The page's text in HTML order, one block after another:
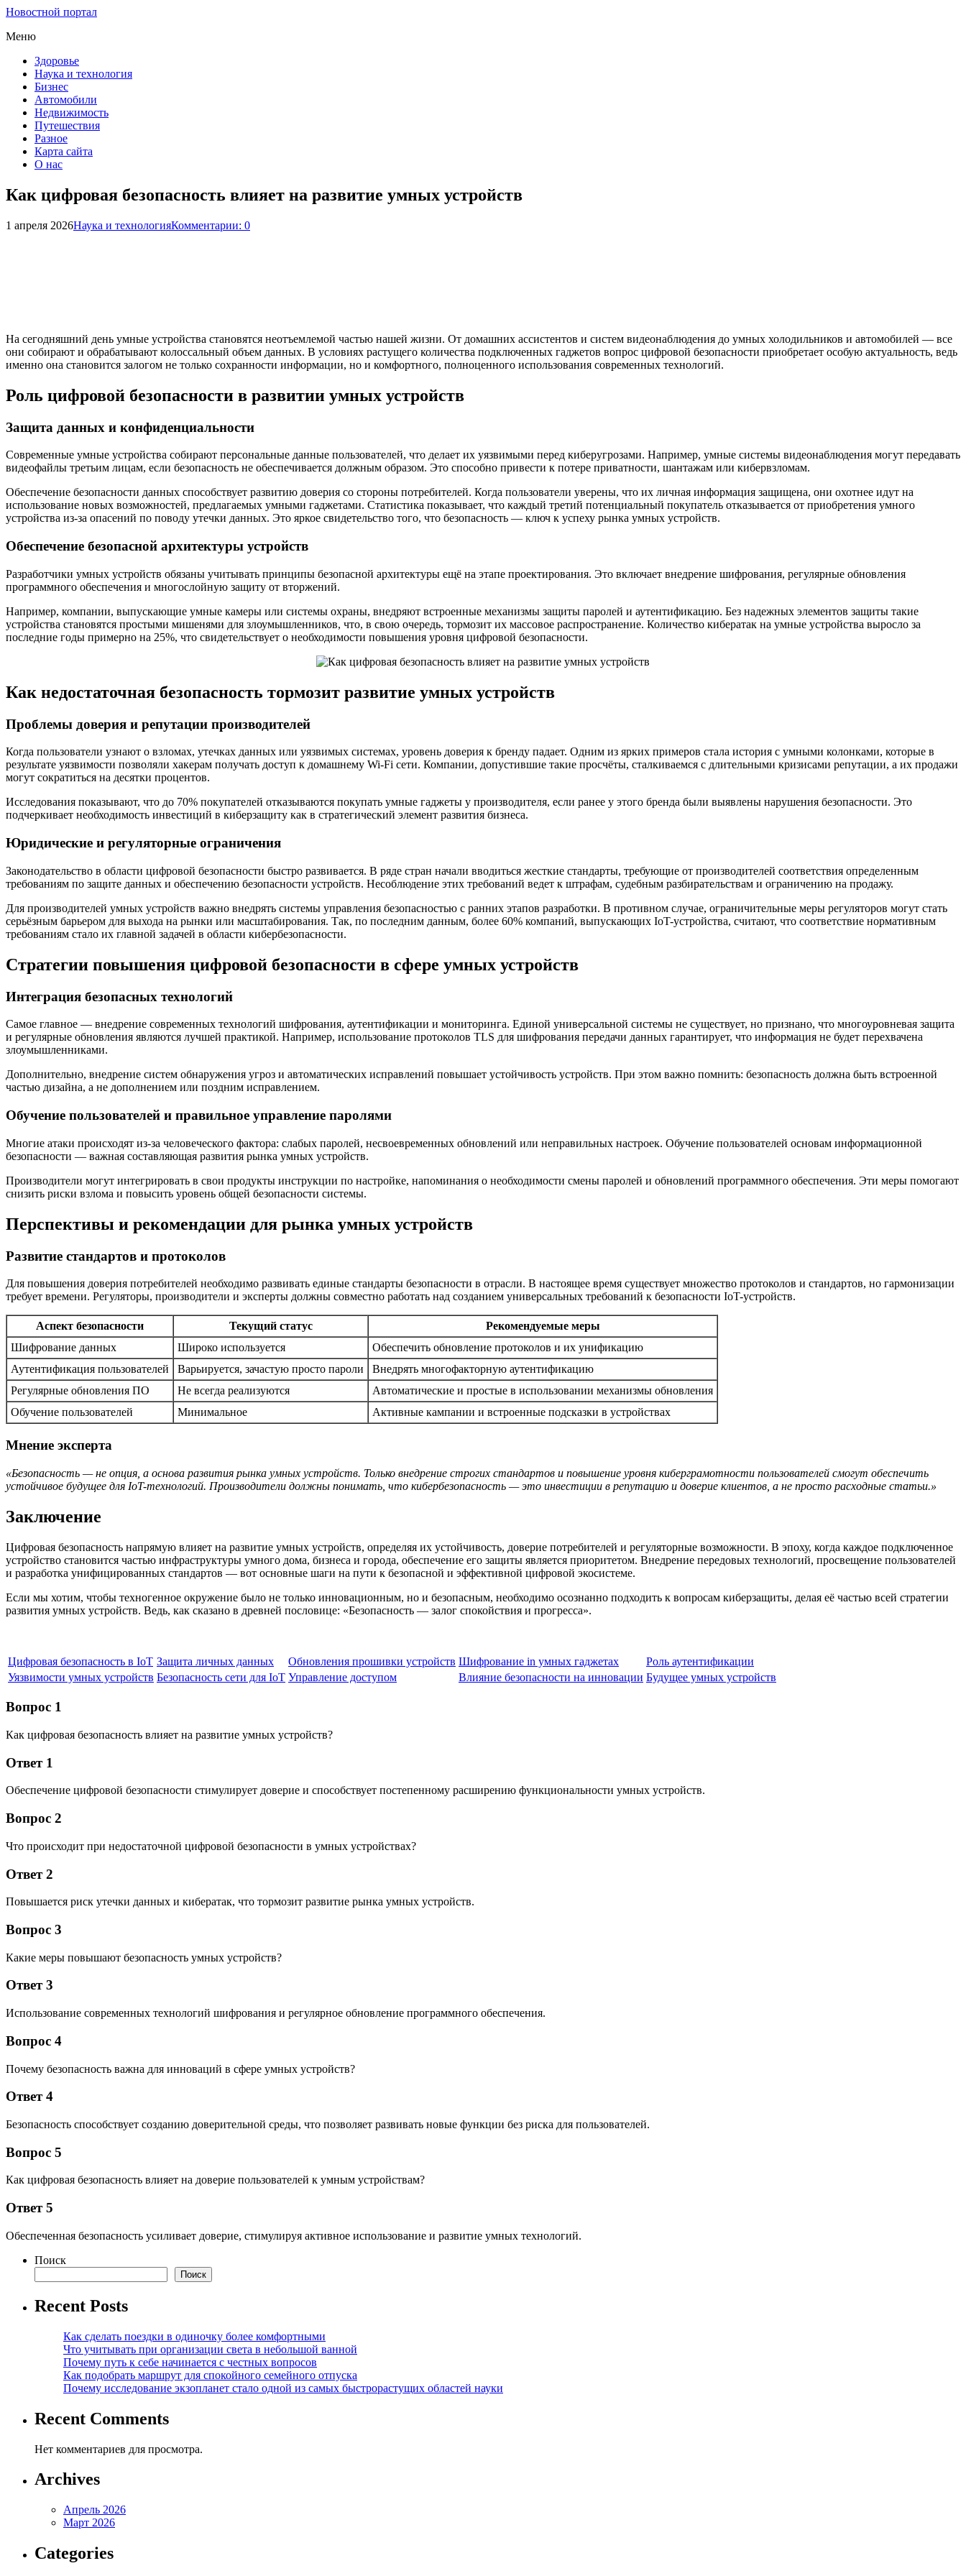
Новостной портал
Меню
Здоровье
Наука и технология
Бизнес
Автомобили
Недвижимость
Путешествия
Разное
Карта сайта
О нас
Как цифровая безопасность влияет на развитие умных устройств
1 апреля 2026Наука и технологияКомментарии: 0
На сегодняшний день умные устройства становятся неотъемлемой частью нашей жизни. От домашних ассистентов и систем видеонаблюдения до умных холодильников и автомобилей — все
они собирают и обрабатывают колоссальный объем данных. В условиях растущего количества подключенных гаджетов вопрос цифровой безопасности приобретает особую актуальность, ведь
именно она становится залогом не только сохранности информации, но и комфортного, полноценного использования современных технологий.
Роль цифровой безопасности в развитии умных устройств
Защита данных и конфиденциальности
Современные умные устройства собирают персональные данные пользователей, что делает их уязвимыми перед киберугрозами. Например, умные системы видеонаблюдения могут передавать
видеофайлы третьим лицам, если безопасность не обеспечивается должным образом. Это способно привести к потере приватности, шантажам или кибервзломам.
Обеспечение безопасности данных способствует развитию доверия со стороны потребителей. Когда пользователи уверены, что их личная информация защищена, они охотнее идут на
использование новых возможностей, предлагаемых умными гаджетами. Статистика показывает, что каждый третий потенциальный покупатель отказывается от приобретения умного
устройства из-за опасений по поводу утечки данных. Это яркое свидетельство того, что безопасность — ключ к успеху рынка умных устройств.
Обеспечение безопасной архитектуры устройств
Разработчики умных устройств обязаны учитывать принципы безопасной архитектуры ещё на этапе проектирования. Это включает внедрение шифрования, регулярные обновления
программного обеспечения и многослойную защиту от вторжений.
Например, компании, выпускающие умные камеры или системы охраны, внедряют встроенные механизмы защиты паролей и аутентификацию. Без надежных элементов защиты такие
устройства становятся простыми мишенями для злоумышленников, что, в свою очередь, тормозит их массовое распространение. Количество кибератак на умные устройства выросло за
последние годы примерно на 25%, что свидетельствует о необходимости повышения уровня цифровой безопасности.
Как недостаточная безопасность тормозит развитие умных устройств
Проблемы доверия и репутации производителей
Когда пользователи узнают о взломах, утечках данных или уязвимых системах, уровень доверия к бренду падает. Одним из ярких примеров стала история с умными колонками, которые в
результате уязвимости позволяли хакерам получать доступ к домашнему Wi-Fi сети. Компании, допустившие такие просчёты, сталкиваемся с длительными кризисами репутации, а их продажи
могут сократиться на десятки процентов.
Исследования показывают, что до 70% покупателей отказываются покупать умные гаджеты у производителя, если ранее у этого бренда были выявлены нарушения безопасности. Это
подчеркивает необходимость инвестиций в киберзащиту как в стратегический элемент развития бизнеса.
Юридические и регуляторные ограничения
Законодательство в области цифровой безопасности быстро развивается. В ряде стран начали вводиться жесткие стандарты, требующие от производителей соответствия определенным
требованиям по защите данных и обеспечению безопасности устройств. Несоблюдение этих требований ведет к штрафам, судебным разбирательствам и ограничению на продажу.
Для производителей умных устройств важно внедрять системы управления безопасностью с ранних этапов разработки. В противном случае, ограничительные меры регуляторов могут стать
серьёзным барьером для выхода на рынки или масштабирования. Так, по последним данным, более 60% компаний, выпускающих IoT-устройства, считают, что соответствие нормативным
требованиям стало их главной задачей в области кибербезопасности.
Стратегии повышения цифровой безопасности в сфере умных устройств
Интеграция безопасных технологий
Самое главное — внедрение современных технологий шифрования, аутентификации и мониторинга. Единой универсальной системы не существует, но признано, что многоуровневая защита
и регулярные обновления являются лучшей практикой. Например, использование протоколов TLS для шифрования передачи данных гарантирует, что информация не будет перехвачена
злоумышленниками.
Дополнительно, внедрение систем обнаружения угроз и автоматических исправлений повышает устойчивость устройств. При этом важно помнить: безопасность должна быть встроенной
частью дизайна, а не дополнением или поздним исправлением.
Обучение пользователей и правильное управление паролями
Многие атаки происходят из-за человеческого фактора: слабых паролей, несвоевременных обновлений или неправильных настроек. Обучение пользователей основам информационной
безопасности — важная составляющая развития рынка умных устройств.
Производители могут интегрировать в свои продукты инструкции по настройке, напоминания о необходимости смены паролей и обновлений программного обеспечения. Эти меры помогают
снизить риски взлома и повысить уровень общей безопасности системы.
Перспективы и рекомендации для рынка умных устройств
Развитие стандартов и протоколов
Для повышения доверия потребителей необходимо развивать единые стандарты безопасности в отрасли. В настоящее время существует множество протоколов и стандартов, но гармонизации
требует времени. Регуляторы, производители и эксперты должны совместно работать над созданием универсальных требований к безопасности IoT-устройств.
Аспект безопасности Текущий статус
Рекомендуемые меры
Шифрование данных
Широко используется
Обеспечить обновление протоколов и их унификацию
Аутентификация пользователей
Варьируется, зачастую просто пароли
Внедрять многофакторную аутентификацию
Регулярные обновления ПО
Не всегда реализуются
Автоматические и простые в использовании механизмы обновления
Обучение пользователей
Минимальное Активные кампании и встроенные подсказки в устройствах
Мнение эксперта
«Безопасность — не опция, а основа развития рынка умных устройств. Только внедрение строгих стандартов и повышение уровня киберграмотности пользователей смогут обеспечить
устойчивое будущее для IoT-технологий. Производители должны понимать, что кибербезопасность — это инвестиции в репутацию и доверие клиентов, а не просто расходные статьи.»
Заключение
Цифровая безопасность напрямую влияет на развитие умных устройств, определяя их устойчивость, доверие потребителей и регуляторные возможности. В эпоху, когда каждое подключенное
устройство становится частью инфраструктуры умного дома, бизнеса и города, обеспечение его защиты является приоритетом. Внедрение передовых технологий, просвещение пользователей
и разработка унифицированных стандартов — вот основные шаги на пути к безопасной и эффективной цифровой экосистеме.
Если мы хотим, чтобы техногенное окружение было не только инновационным, но и безопасным, необходимо осознанно подходить к вопросам киберзащиты, делая её частью всей стратегии
развития умных устройств. Ведь, как сказано в древней пословице: «Безопасность — залог спокойствия и прогресса».
Цифровая безопасность в IoT Защита личных данных Обновления прошивки устройств Шифрование in умных гаджетах
Роль аутентификации
Уязвимости умных устройств Безопасность сети для IoT Управление доступом Влияние безопасности на инновации Будущее умных устройств
Вопрос 1
Как цифровая безопасность влияет на развитие умных устройств?
Ответ 1
Обеспечение цифровой безопасности стимулирует доверие и способствует постепенному расширению функциональности умных устройств.
Вопрос 2
Что происходит при недостаточной цифровой безопасности в умных устройствах?
Ответ 2
Повышается риск утечки данных и кибератак, что тормозит развитие рынка умных устройств.
Вопрос 3
Какие меры повышают безопасность умных устройств?
Ответ 3
Использование современных технологий шифрования и регулярное обновление программного обеспечения.
Вопрос 4
Почему безопасность важна для инноваций в сфере умных устройств?
Ответ 4
Безопасность способствует созданию доверительной среды, что позволяет развивать новые функции без риска для пользователей.
Вопрос 5
Как цифровая безопасность влияет на доверие пользователей к умным устройствам?
Ответ 5
Обеспеченная безопасность усиливает доверие, стимулируя активное использование и развитие умных технологий.
Поиск
Поиск
Recent Posts
Как сделать поездки в одиночку более комфортными
Что учитывать при организации света в небольшой ванной
Почему путь к себе начинается с честных вопросов
Как подобрать маршрут для спокойного семейного отпуска
Почему исследование экзопланет стало одной из самых быстрорастущих областей науки
Recent Comments
Нет комментариев для просмотра.
Archives
Апрель 2026
Март 2026
Categories